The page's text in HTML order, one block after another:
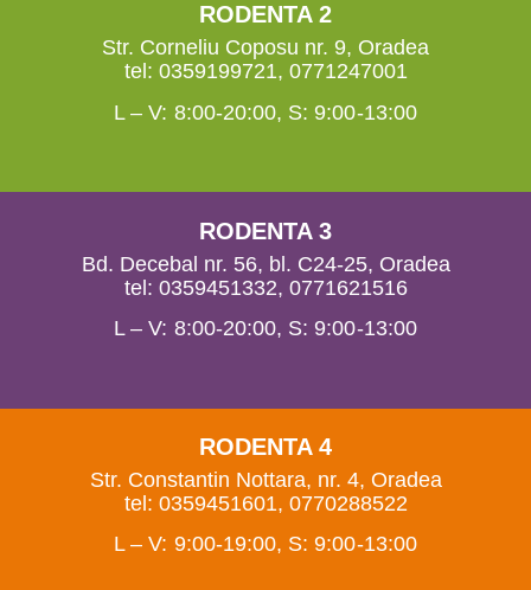
RODENTA 2
Str. Corneliu Coposu nr. 9, Oradea
tel: 0359199721, 0771247001
L – V: 8:00-20:00, S: 9:00-13:00
RODENTA 3
Bd. Decebal nr. 56, bl. C24-25, Oradea
tel: 0359451332, 0771621516
L – V: 8:00-20:00, S: 9:00-13:00
RODENTA 4
Str. Constantin Nottara, nr. 4, Oradea
tel: 0359451601, 0770288522
L – V: 9:00-19:00, S: 9:00-13:00